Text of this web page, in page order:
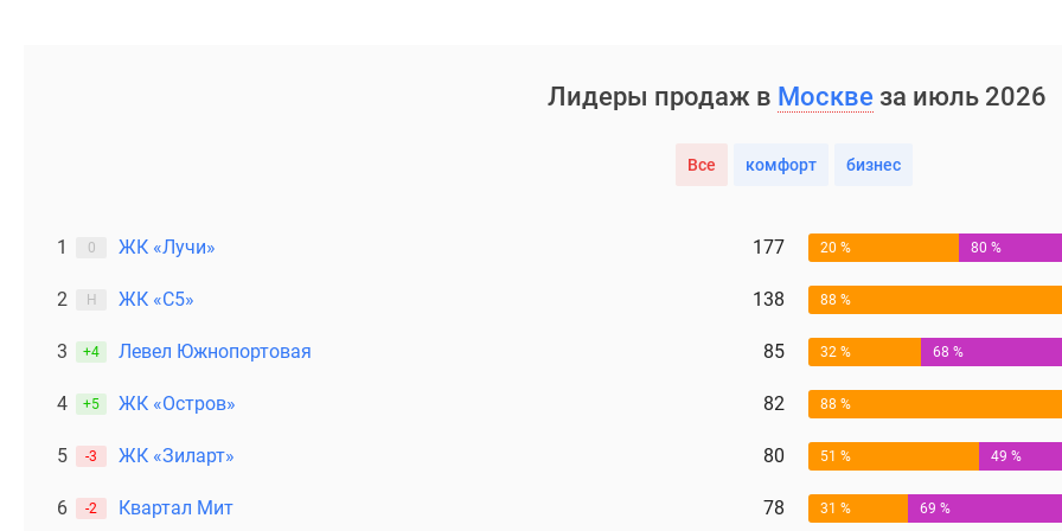
Лидеры продаж в Москве за июль 2026
Все комфорт бизнес
1 0 ЖК «Лучи» 177 20 % 80 %
2 Н ЖК «С5» 138 88 %
3 +4 Левел Южнопортовая 85 32 % 68 %
4 +5 ЖК «Остров» 82 88 %
5 -3 ЖК «Зиларт» 80 51 % 49 %
6 -2 Квартал Мит 78 31 % 69 %